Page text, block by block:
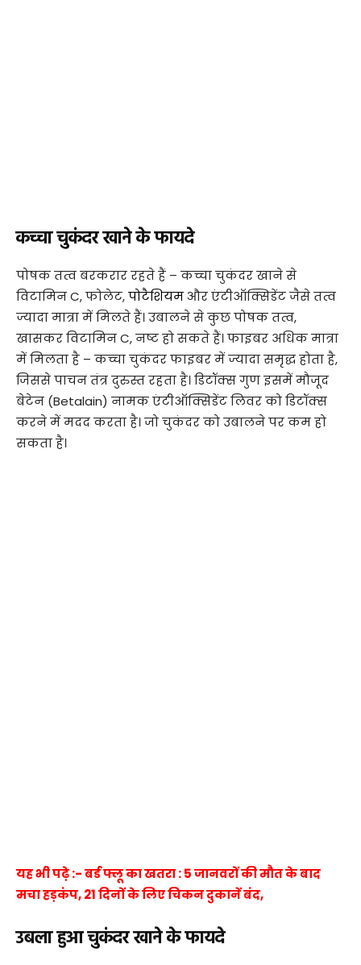
कच्चा चुकंदर खाने के फायदे
पोषक तत्व बरकरार रहते हैं – कच्चा चुकंदर खाने से
विटामिन C, फोलेट,पोटैशियमऔर एंटीऑक्सिडेंट जैसे तत्व
ज्यादा मात्रा में मिलते हैं। उबालने से कुछ पोषक तत्व,
खासकर विटामिन C, नष्ट हो सकते हैं। फाइबर अधिक मात्रा
में मिलता है – कच्चा चुकंदर फाइबर में ज्यादा समृद्ध होता है,
जिससे पाचन तंत्र दुरुस्त रहता है। डिटॉक्स गुण इसमें मौजूद
बेटेन (Betalain) नामक एंटीऑक्सिडेंट लिवर को डिटॉक्स
करने में मदद करता है। जो चुकंदर को उबालने पर कम हो
सकता है।
यह भी पढ़े :- बर्ड फ्लू का खतरा : 5 जानवरों की मौत के बाद
मचा हड़कंप, 21 दिनों के लिए चिकन दुकानें बंद,
उबला हुआ चुकंदर खाने के फायदे